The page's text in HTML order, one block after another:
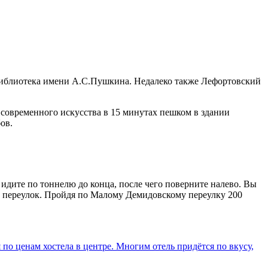
имени А.С.Пушкина. Недалеко также Лефортовский
искусства в 15 минутах пешком в здании
по тоннелю до конца, после чего поверните налево. Вы
Пройдя по Малому Демидовскому переулку 200
ценам хостела в центре. Многим отель придётся по вкусу,